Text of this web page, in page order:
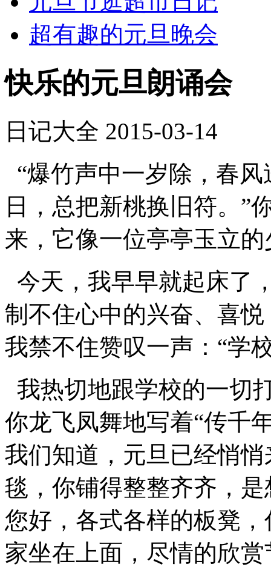
超有趣的元旦晚会
快乐的元旦朗诵会
日记大全 2015-03-14
“爆竹声中一岁除，春
日，总把新桃换旧符。”
来，它像一位亭亭玉立
今天，我早早就起床了
制不住心中的兴奋、喜
我禁不住赞叹一声：“学
我热切地跟学校的一切
你龙飞凤舞地写着“传千
我们知道，元旦已经悄
毯，你铺得整整齐齐，
您好，各式各样的板凳
家坐在上面，尽情的欣赏